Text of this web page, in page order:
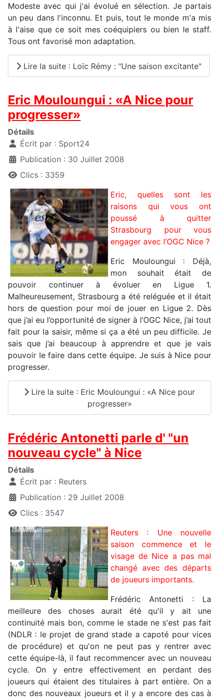
Modeste avec qui j'ai évolué en sélection. Je partais
un peu dans l'inconnu. Et puis, tout le monde m'a mis
à l'aise que ce soit mes coéquipiers ou bien le staff.
Tous ont favorisé mon adaptation.
Lire la suite : Loïc Rémy : "Une saison excitante"
Eric Mouloungui : «A Nice pour
progresser»
Détails
Écrit par : Sport24
Publication : 30 Juillet 2008
Clics : 3359
Eric, quelles sont les
raisons qui vous ont
poussé à quitter
Strasbourg pour vous
engager avec l’OGC Nice ?
Eric Mouloungui : Déjà,
mon souhait était de
pouvoir continuer à évoluer en Ligue 1.
Malheureusement, Strasbourg a été reléguée et il était
hors de question pour moi de jouer en Ligue 2. Dès
que j’ai eu l’opportunité de signer à l’OGC Nice, j’ai tout
fait pour la saisir, même si ça a été un peu difficile. Je
sais que j’ai beaucoup à apprendre et que je vais
pouvoir le faire dans cette équipe. Je suis à Nice pour
progresser.
Lire la suite : Eric Mouloungui : «A Nice pour
progresser»
Frédéric Antonetti parle d' "un
nouveau cycle" à Nice
Détails
Écrit par : Reuters
Publication : 29 Juillet 2008
Clics : 3547
Reuters : Une nouvelle
saison commence et le
visage de Nice a pas mal
changé avec des départs
de joueurs importants.
Frédéric Antonetti : La
meilleure des choses aurait été qu'il y ait une
continuité mais bon, comme le stade ne s'est pas fait
(NDLR : le projet de grand stade a capoté pour vices
de procédure) et qu'on ne peut pas y rentrer avec
cette équipe-là, il faut recommencer avec un nouveau
cycle. On y entre effectivement en perdant des
joueurs qui étaient des titulaires à part entière. On a
donc des nouveaux joueurs et il y a encore des cas à